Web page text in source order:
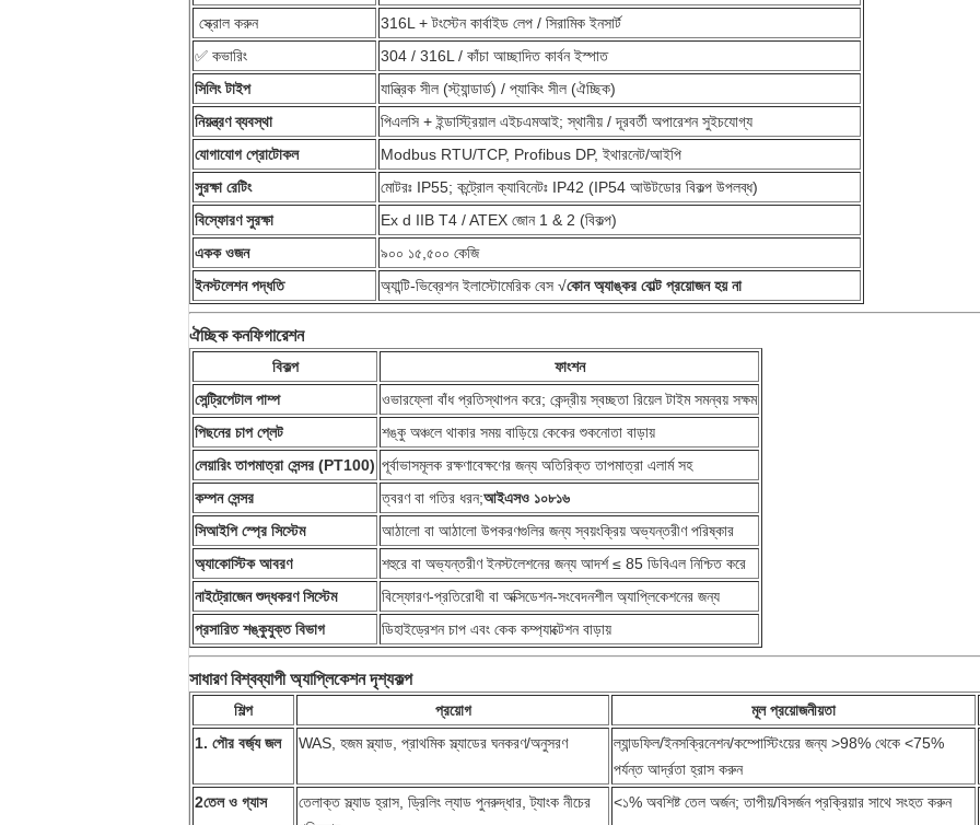
️ স্ক্রোল করুন
316L + টংস্টেন কার্বাইড লেপ / সিরামিক ইনসার্ট
✅ কভারিং
304 / 316L / কাঁচা আচ্ছাদিত কার্বন ইস্পাত
সিলিং টাইপ
যান্ত্রিক সীল (স্ট্যান্ডার্ড) / প্যাকিং সীল (ঐচ্ছিক)
নিয়ন্ত্রণ ব্যবস্থা
পিএলসি + ইন্ডাস্ট্রিয়াল এইচএমআই; স্থানীয় / দূরবর্তী অপারেশন সুইচযোগ্য
যোগাযোগ প্রোটোকল
Modbus RTU/TCP, Profibus DP, ইথারনেট/আইপি
সুরক্ষা রেটিং
মোটরঃ IP55; কন্ট্রোল ক্যাবিনেটঃ IP42 (IP54 আউটডোর বিকল্প উপলব্ধ)
বিস্ফোরণ সুরক্ষা
Ex d IIB T4 / ATEX জোন 1 & 2 (বিকল্প)
একক ওজন
৯০০ ১৫,৫০০ কেজি
ইনস্টলেশন পদ্ধতি
অ্যান্টি-ভিব্রেশন ইলাস্টোমেরিক বেস √কোন অ্যাঙ্কর বোল্ট প্রয়োজন হয় না
ঐচ্ছিক কনফিগারেশন
বিকল্প
ফাংশন
সেন্ট্রিপেটাল পাম্প
ওভারফ্লো বাঁধ প্রতিস্থাপন করে; কেন্দ্রীয় স্বচ্ছতা রিয়েল টাইম সমন্বয় সক্ষম
পিছনের চাপ প্লেট
শঙ্কু অঞ্চলে থাকার সময় বাড়িয়ে কেকের শুকনোতা বাড়ায়
লেয়ারিং তাপমাত্রা সেন্সর (PT100) পূর্বাভাসমূলক রক্ষণাবেক্ষণের জন্য অতিরিক্ত তাপমাত্রা এলার্ম সহ
কম্পন সেন্সর
ত্বরণ বা গতির ধরন;আইএসও ১০৮১৬
সিআইপি স্প্রে সিস্টেম
আঠালো বা আঠালো উপকরণগুলির জন্য স্বয়ংক্রিয় অভ্যন্তরীণ পরিষ্কার
অ্যাকোস্টিক আবরণ
শহুরে বা অভ্যন্তরীণ ইনস্টলেশনের জন্য আদর্শ ≤ 85 ডিবিএল নিশ্চিত করে
নাইট্রোজেন শুদ্ধকরণ সিস্টেম
বিস্ফোরণ-প্রতিরোধী বা অক্সিডেশন-সংবেদনশীল অ্যাপ্লিকেশনের জন্য
প্রসারিত শঙ্কুযুক্ত বিভাগ
ডিহাইড্রেশন চাপ এবং কেক কম্প্যাক্টেশন বাড়ায়
সাধারণ বিশ্বব্যাপী অ্যাপ্লিকেশন দৃশ্যকল্প
শিল্প প্রয়োগ মূল প্রয়োজনীয়তা
1. পৌর বর্জ্য জল
WAS, হজম স্ল্যাড, প্রাথমিক স্ল্যাডের ঘনকরণ/অনুসরণ
ল্যান্ডফিল/ইনসক্রিনেশন/কম্পোস্টিংয়ের জন্য >98% থেকে <75%
পর্যন্ত আর্দ্রতা হ্রাস করুন
2তেল ও গ্যাস
তেলাক্ত স্ল্যাড হ্রাস, ড্রিলিং ল্যাড পুনরুদ্ধার, ট্যাংক নীচের
<১% অবশিষ্ট তেল অর্জন; তাপীয়/বিসর্জন প্রক্রিয়ার সাথে সংহত করুন